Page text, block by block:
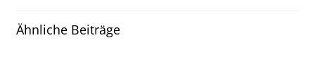
Ähnliche Beiträge